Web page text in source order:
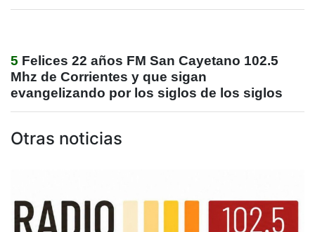
5 Felices 22 años FM San Cayetano 102.5
Mhz de Corrientes y que sigan
evangelizando por los siglos de los siglos
Otras noticias